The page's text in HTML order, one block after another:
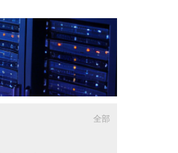
全部